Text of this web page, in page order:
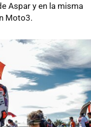
Aspar y en la misma
Moto3.